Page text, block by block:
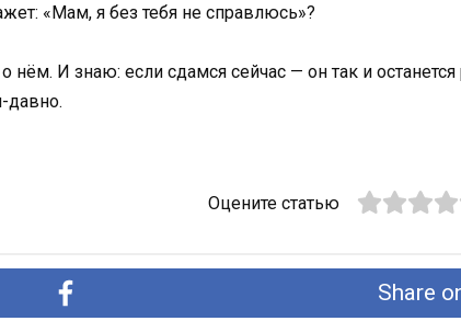
«Мам, я без тебя не справлюсь»?
И знаю: если сдамся сейчас — он так и
Оцените статью
Share